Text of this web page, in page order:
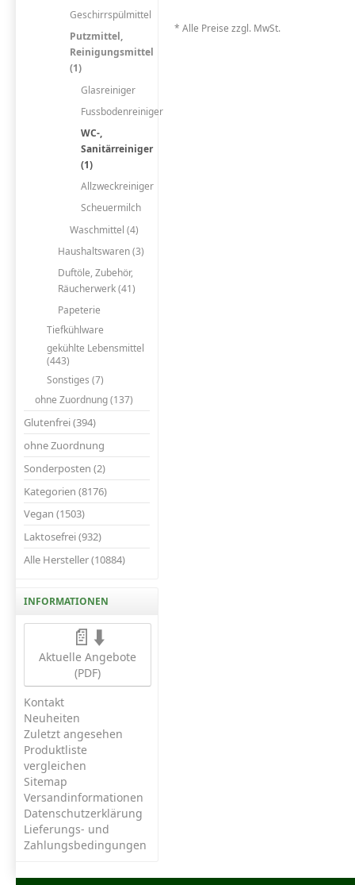
Geschirrspülmittel
Putzmittel,
Reinigungsmittel
(1)
Glasreiniger
Fussbodenreiniger
WC-,
Sanitärreiniger
(1)
Allzweckreiniger
Scheuermilch
Waschmittel (4)
Haushaltswaren (3)
Duftöle, Zubehör,
Räucherwerk (41)
Papeterie
Tiefkühlware
gekühlte Lebensmittel
(443)
Sonstiges (7)
ohne Zuordnung (137)
Glutenfrei (394)
ohne Zuordnung
Sonderposten (2)
Kategorien (8176)
Vegan (1503)
Laktosefrei (932)
Alle Hersteller (10884)
INFORMATIONEN
📄⬇️
Aktuelle Angebote
(PDF)
Kontakt
Neuheiten
Zuletzt angesehen
Produktliste
vergleichen
Sitemap
Versandinformationen
Datenschutzerklärung
Lieferungs- und
Zahlungsbedingungen
* Alle Preise zzgl. MwSt.